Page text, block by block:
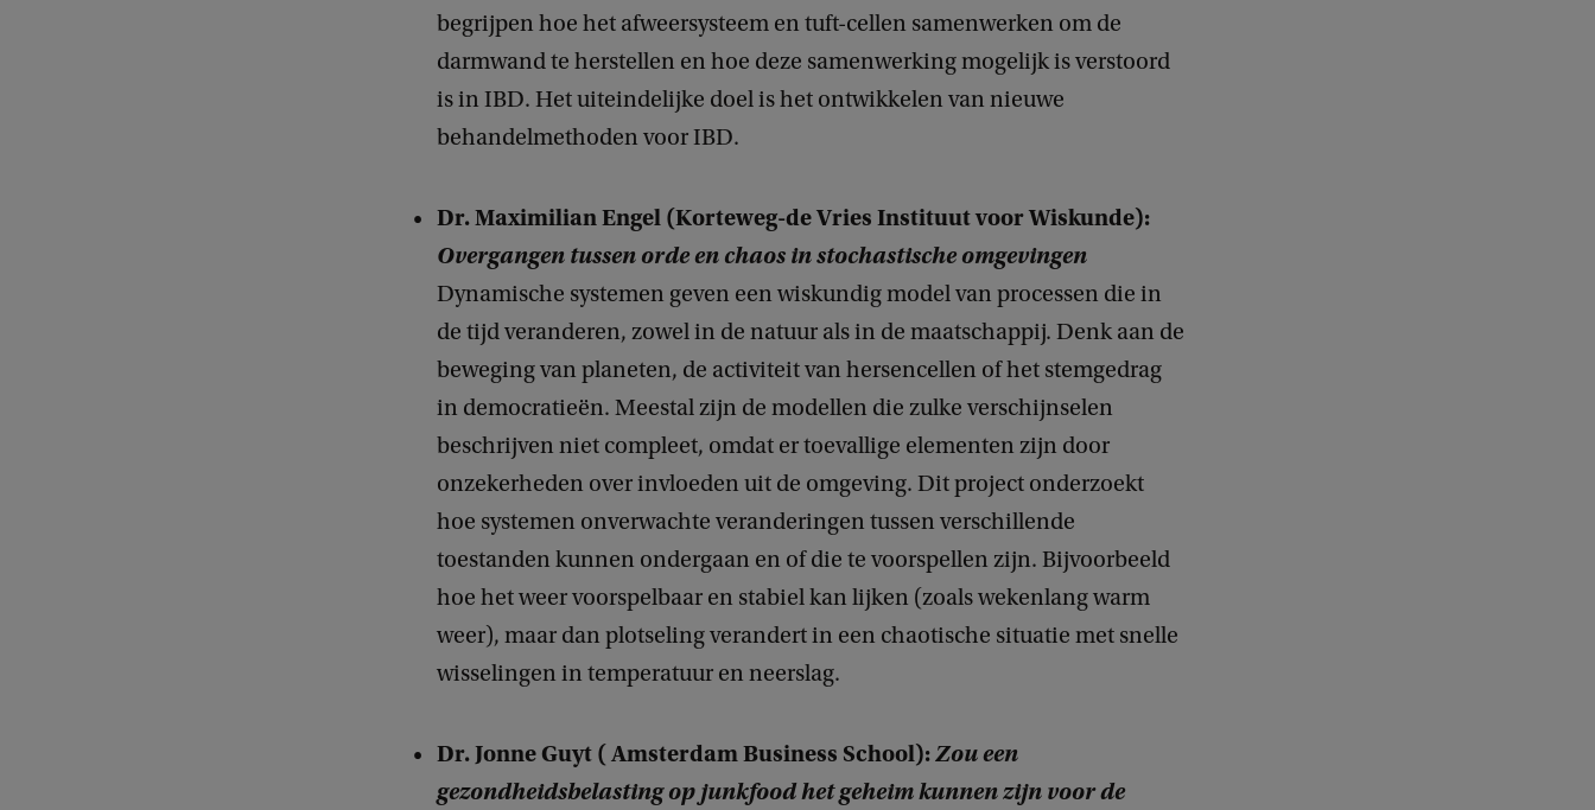
begrijpen hoe het afweersysteem en tuft-cellen samenwerken om de
darmwand te herstellen en hoe deze samenwerking mogelijk is verstoord
is in IBD. Het uiteindelijke doel is het ontwikkelen van nieuwe
behandelmethoden voor IBD.
Dr. Maximilian Engel (Korteweg-de Vries Instituut voor Wiskunde):
Overgangen tussen orde en chaos in stochastische omgevingen
Dynamische systemen geven een wiskundig model van processen die in
de tijd veranderen, zowel in de natuur als in de maatschappij. Denk aan de
beweging van planeten, de activiteit van hersencellen of het stemgedrag
in democratieën. Meestal zijn de modellen die zulke verschijnselen
beschrijven niet compleet, omdat er toevallige elementen zijn door
onzekerheden over invloeden uit de omgeving. Dit project onderzoekt
hoe systemen onverwachte veranderingen tussen verschillende
toestanden kunnen ondergaan en of die te voorspellen zijn. Bijvoorbeeld
hoe het weer voorspelbaar en stabiel kan lijken (zoals wekenlang warm
weer), maar dan plotseling verandert in een chaotische situatie met snelle
wisselingen in temperatuur en neerslag.
Dr. Jonne Guyt ( Amsterdam Business School):Zou een
gezondheidsbelasting op junkfood het geheim kunnen zijn voor de